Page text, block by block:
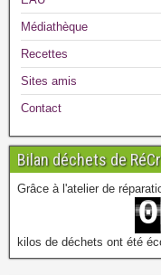
Médiathèque
Recettes
Sites amis
Contact
Bilan déchets de
Grâce à l'atelier de
0
1
kilos de déchets ont été